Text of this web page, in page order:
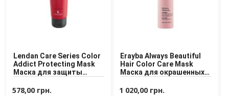
Lendan Care Series Color
Addict Protecting Mask
Маска для защиты
волос
578,00 грн.
Erayba Always Beautiful
Hair Color Care Mask
Маска для окрашенных
1 020,00 грн.